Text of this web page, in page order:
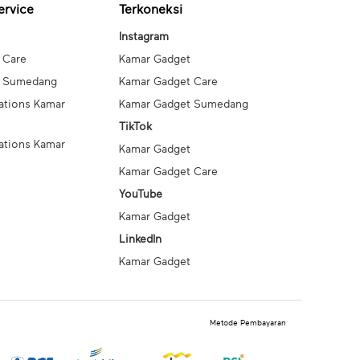
Sumedang
Kamar
Kamar
Terkoneksi
Instagram
Kamar Gadget
Kamar Gadget Care
Kamar Gadget Sumedang
TikTok
Kamar Gadget
Kamar Gadget Care
YouTube
Kamar Gadget
LinkedIn
Kamar Gadget
Metode Pembayaran